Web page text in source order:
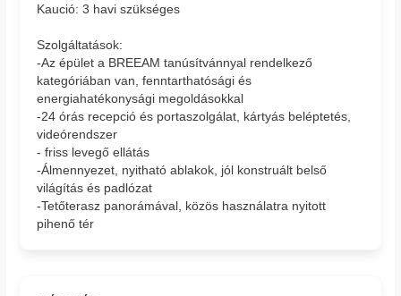
Kaució: 3 havi szükséges
Szolgáltatások:
-Az épület a BREEAM tanúsítvánnyal rendelkező
kategóriában van, fenntarthatósági és
energiahatékonysági megoldásokkal
-24 órás recepció és portaszolgálat, kártyás beléptetés,
videórendszer
- friss levegő ellátás
-Álmennyezet, nyitható ablakok, jól konstruált belső
világítás és padlózat
-Tetőterasz panorámával, közös használatra nyitott
pihenő tér